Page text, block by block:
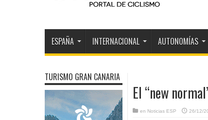
ESPAÑA INTERNACIONAL AUTONOMÍAS
El “new
en Noticias ESP 26/12/
TURISMO GRAN CANARIA